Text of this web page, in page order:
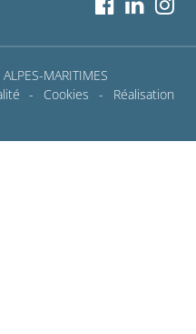
MARITIMES
- Cookies - Réalisation